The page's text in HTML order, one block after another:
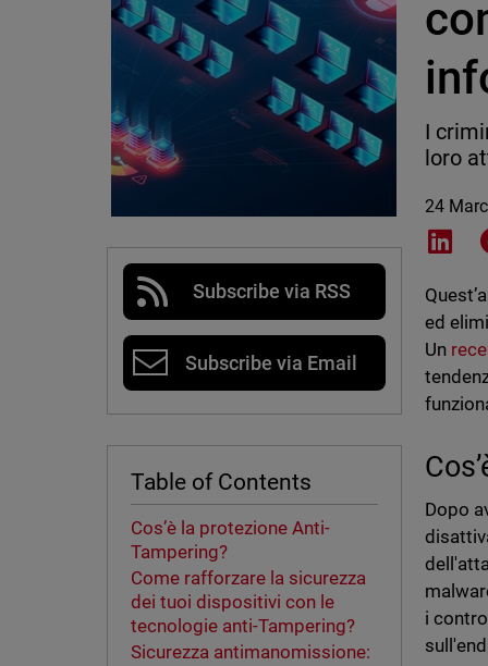
Subscribe via RSS
Subscribe via Email
Table of Contents
Cos’è la protezione Anti-
Tampering?
Come rafforzare la sicurezza
dei tuoi dispositivi con le
tecnologie anti-Tampering?
Sicurezza antimanomissione:
I
loro
24
ed
Un
Dopo
i